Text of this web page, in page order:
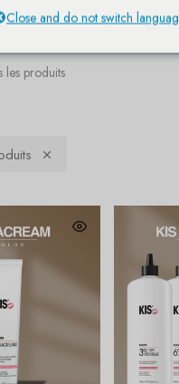
les produits
Close and do not switch